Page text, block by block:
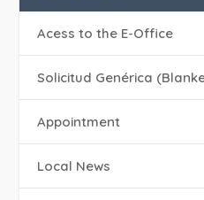
Acess to the E-Office
Solicitud Genérica
Appointment
Local News